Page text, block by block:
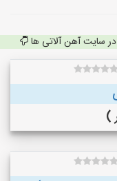
سایت آهن آلاتی ها
)